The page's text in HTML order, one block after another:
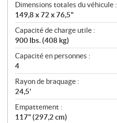
Dimensions totales du véhicule :
149,8 x 72 x 76,5"
Capacité de charge utile :
900 lbs. (408 kg)
Capacité en personnes :
4
Rayon de braquage :
24,5'
Empattement :
117" (297,2 cm)